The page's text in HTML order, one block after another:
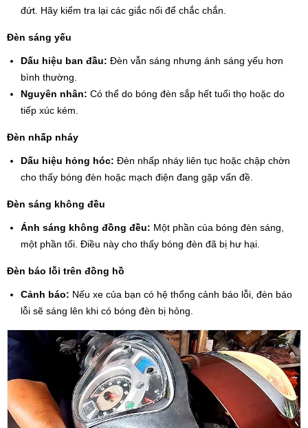
đứt. Hãy kiểm tra lại các giắc nối để chắc chắn.
Đèn sáng yếu
Dấu hiệu ban đầu: Đèn vẫn sáng nhưng ánh sáng yếu hơn
bình thường.
Nguyên nhân: Có thể do bóng đèn sắp hết tuổi thọ hoặc do
tiếp xúc kém.
Đèn nhấp nháy
Dấu hiệu hỏng hóc: Đèn nhấp nháy liên tục hoặc chập chờn
cho thấy bóng đèn hoặc mạch điện đang gặp vấn đề.
Đèn sáng không đều
Ánh sáng không đồng đều: Một phần của bóng đèn sáng,
một phần tối. Điều này cho thấy bóng đèn đã bị hư hại.
Đèn báo lỗi trên đồng hồ
Cảnh báo: Nếu xe của bạn có hệ thống cảnh báo lỗi, đèn báo
lỗi sẽ sáng lên khi có bóng đèn bị hỏng.